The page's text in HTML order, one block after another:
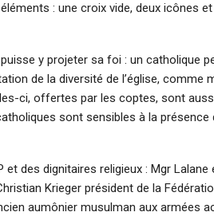
: une croix vide, deux icônes et
y projeter sa foi : un catholique
de la diversité de l’église, comme
ci, offertes par les coptes, sont
sont sensibles à la présence
et des dignitaires religieux : Mgr Lalane
Krieger président de la
aumônier musulman aux armées